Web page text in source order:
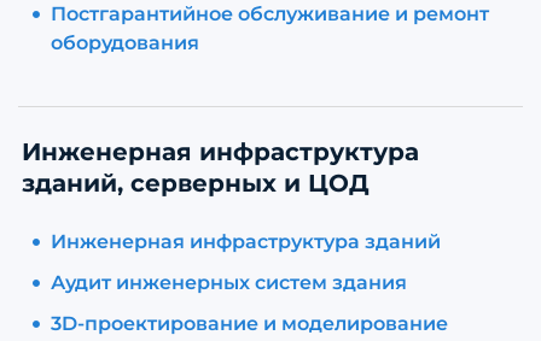
Постгарантийное обслуживание и ремонт
оборудования
Инженерная инфраструктура
зданий, серверных и ЦОД
Инженерная инфраструктура зданий
Аудит инженерных систем здания
3D-проектирование и моделирование